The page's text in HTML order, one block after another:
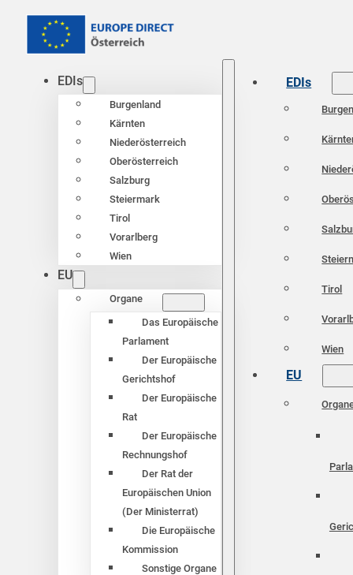
EDIs
Burgenland
Kärnten
Niederösterreich
Oberösterreich
Salzburg
Steiermark
Tirol
Vorarlberg
Wien
EU
Organe
Das Europäische
Parlament
Der Europäische
Gerichtshof
Der Europäische
Rat
Der Europäische
Rechnungshof
Der Rat der
Europäischen Union
(Der Ministerrat)
Die Europäische
Kommission
Sonstige Organe
EDIs
Tirol
Wien
EU